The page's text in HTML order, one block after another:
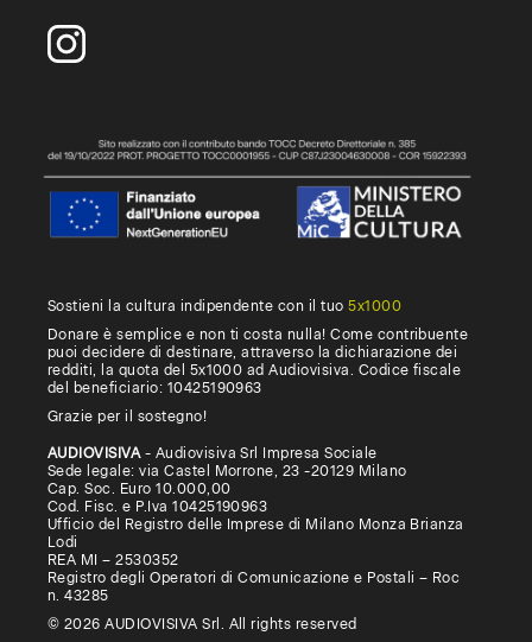
Sostieni la cultura indipendente con il tuo5x1000
Donare è semplice e non ti costa nulla! Come contribuente
puoi decidere di destinare, attraverso la dichiarazione dei
redditi, la quota del 5x1000 ad Audiovisiva. Codice fiscale
del beneficiario: 10425190963
Grazie per il sostegno!
AUDIOVISIVA- Audiovisiva Srl Impresa Sociale
Sede legale: via Castel Morrone, 23 -20129 Milano
Cap. Soc. Euro 10.000,00
Cod. Fisc. e P.Iva 10425190963
Ufficio del Registro delle Imprese di Milano Monza Brianza
Lodi
REA MI – 2530352
Registro degli Operatori di Comunicazione e Postali – Roc
n. 43285
© 2026 AUDIOVISIVA Srl. All rights reserved